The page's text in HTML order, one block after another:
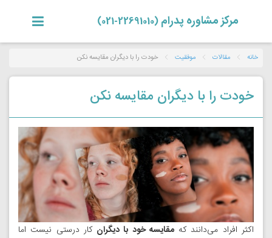
مرکز مشاوره پدرام (22691010-021)
خانه مقالات موفقیت خودت را با دیگران مقایسه نکن
خودت را با دیگران مقایسه نکن
اکثر افراد می‌دانند کهمقایسه خود با دیگران کار درستی نیست اما